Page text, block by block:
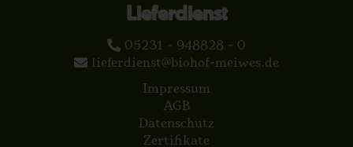
Lieferdienst
05231 - 948828 - 0
lieferdienst@biohof-meiwes.de
Impressum
AGB
Datenschutz
Zertifikate